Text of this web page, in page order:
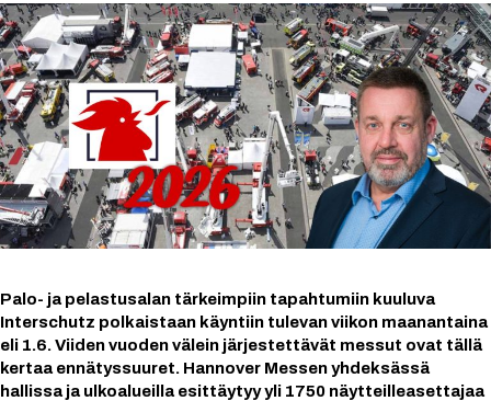
Palo- ja pelastusalan tärkeimpiin tapahtumiin kuuluva
Interschutz polkaistaan käyntiin tulevan viikon maanantaina
eli 1.6. Viiden vuoden välein järjestettävät messut ovat tällä
kertaa ennätyssuuret. Hannover Messen yhdeksässä
hallissa ja ulkoalueilla esittäytyy yli 1750 näytteilleasettajaa